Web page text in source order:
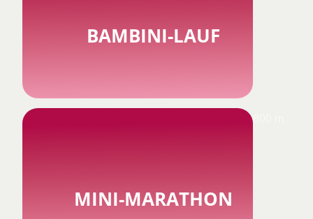
BAMBINI-LAUF
MINI-MARATHON